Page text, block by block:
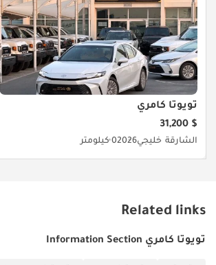
تويوتا كامري
$ 31,200
الشارقة خليجي20260 كيلومتر
Related links
تويوتا كامري Information Section